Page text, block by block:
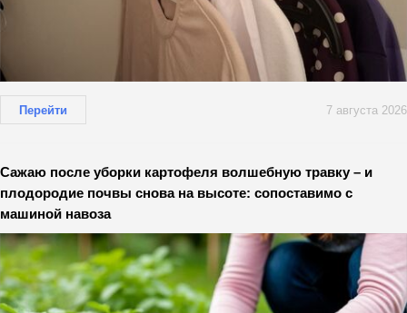
Перейти 7 августа 2026
Сажаю после уборки картофеля волшебную травку – и
плодородие почвы снова на высоте: сопоставимо с
машиной навоза